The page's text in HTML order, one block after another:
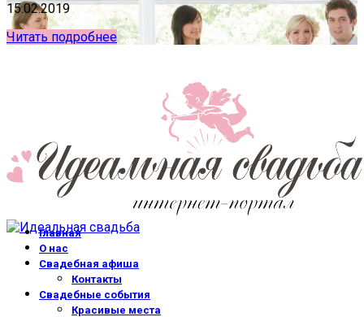
15.02.2019
Читать подробнее
Главная
О нас
Свадебная афиша
Контакты
Свадебные события
Красивые места